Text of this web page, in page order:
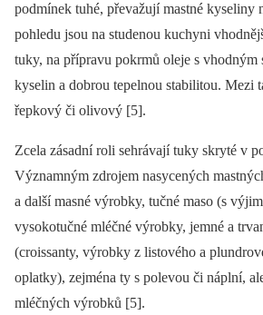
podmínek tuhé, převažují mastné kyseliny
pohledu jsou na studenou kuchyni
tuky, na přípravu pokrmů oleje s vhodným
kyselin a dobrou tepelnou stabilitou. Mezi
řepkový či olivový [5].
Zcela zásadní roli sehrávají tuky skryté v
Významným zdrojem nasycených
a další masné výrobky, tučné maso (s
vysokotučné mléčné výrobky, jemné a
(croissanty, výrobky z listového a
oplatky), zejména ty s polevou či náplní,
mléčných výrobků [5].